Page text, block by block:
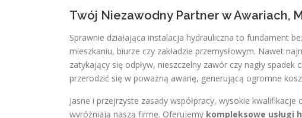
Twój Niezawodny Partner w Awariach,
Sprawnie działająca instalacja hydrauliczna to fundament
mieszkaniu, biurze czy zakładzie przemysłowym. Nawet
zatykający się odpływ, nieszczelny zawór czy nagły
przerodzić się w poważną awarię, generującą ogromne
Jasne i przejrzyste zasady współpracy, wysokie
wyróżniają naszą firmę. Oferujemy kompleksowe usługi